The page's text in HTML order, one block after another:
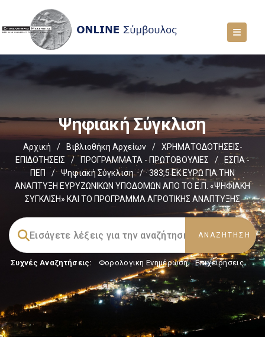
Ψηφιακή Σύγκλιση
Αρχική / Βιβλιοθήκη Αρχείων /
ΧΡΗΜΑΤΟΔΟΤΗΣΕΙΣ-
ΕΠΙΔΟΤΗΣΕΙΣ
/ ΠΡΟΓΡΑΜΜΑΤΑ - ΠΡΩΤΟΒΟΥΛΙΕΣ /
ΕΣΠΑ -
ΠΕΠ
/ Ψηφιακή Σύγκλιση /
383,5 ΕΚ ΕΥΡΩ ΓΙΑ ΤΗΝ
ΑΝΑΠΤΥΞΗ ΕΥΡΥΖΩΝΙΚΩΝ ΥΠΟΔΟΜΩΝ ΑΠΟ ΤΟ Ε.Π. «ΨΗΦΙΑΚΗ
ΣΥΓΚΛΙΣΗ» ΚΑΙ ΤΟ ΠΡΟΓΡΑΜΜΑ ΑΓΡΟΤΙΚΗΣ ΑΝΑΠΤΥΞΗΣ
Συχνές Αναζητήσεις: Φορολογικη Ενημέρωση, Επιχειρήσεις